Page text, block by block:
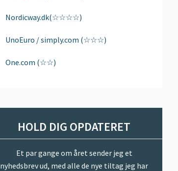
Nordicway.dk(☆☆☆☆)
UnoEuro / simply.com (☆☆☆)
One.com (☆☆)
HOLD DIG OPDATERET
Et par gange om året sender jeg et
nyhedsbrev ud, med alle de nye tiltag jeg har